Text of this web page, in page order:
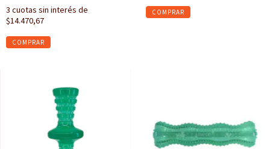
3 cuotas sin interés de
$14.470,67
COMPRAR
COMPRAR